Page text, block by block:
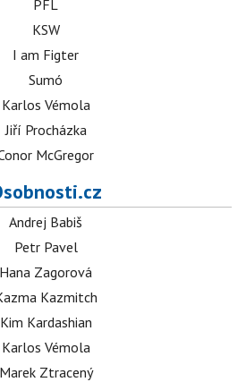
PFL
KSW
I am Figter
Sumó
Karlos Vémola
Jiří Procházka
McGregor
Andrej Babiš
Petr Pavel
Hana Zagorová
Kazmitch
Kim Kardashian
Karlos Vémola
Marek Ztracený